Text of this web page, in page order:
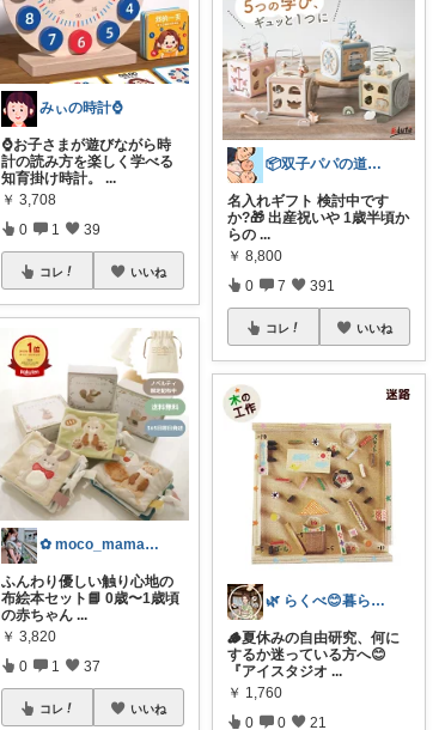
みぃの時計⌚
⌚お子さまが遊びながら時
計の読み方を楽しく学べる
知育掛け時計。
...
￥ 3,708
0 1 39
コレ いいね
✿ moco_mama_life ✿
ふんわり優しい触り心地の
布絵本セット📘 0歳〜1歳頃
の赤ちゃん ...
￥ 3,820
0 1 37
コレ いいね
📦双子パパの道具箱/経由感謝です✨🙇
名入れギフト 検討中です
か?🎁 出産祝いや 1歳半頃か
らの...
￥ 8,800
0 7 391
コレ いいね
🌿 らくべ😊暮らしの知恵といいもの
🪵夏休みの自由研究、何に
するか迷っている方へ😊
『アイスタジオ ...
￥ 1,760
0 0 21